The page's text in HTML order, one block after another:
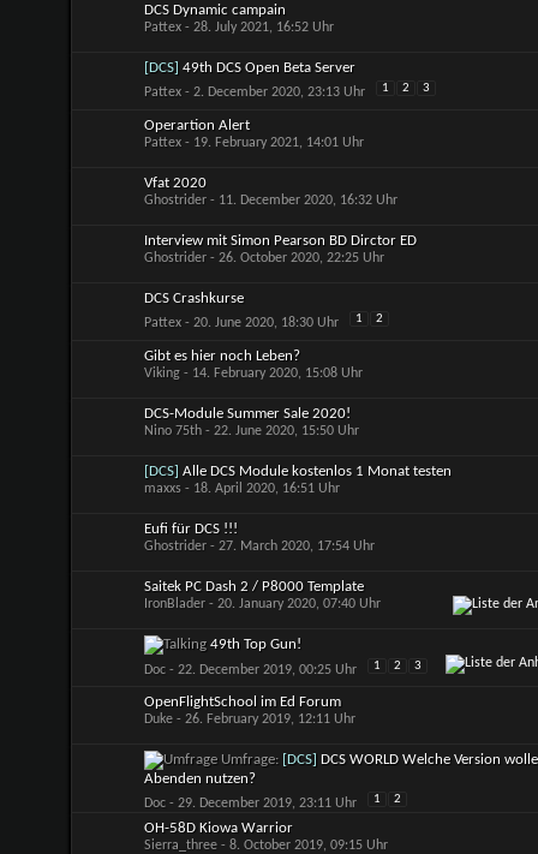
DCS Dynamic campain
Pattex- 28. July 2021, 16:52 Uhr
[DCS] 49th DCS Open Beta Server
Pattex- 2. December 2020, 23:13 Uhr 1 2 3
Operartion Alert
Pattex- 19. February 2021, 14:01 Uhr
Vfat 2020
Ghostrider- 11. December 2020, 16:32 Uhr
Interview mit Simon Pearson BD Dirctor ED
Ghostrider- 26. October 2020, 22:25 Uhr
DCS Crashkurse
Pattex- 20. June 2020, 18:30 Uhr 1 2
Gibt es hier noch Leben?
Viking- 14. February 2020, 15:08 Uhr
DCS-Module Summer Sale 2020!
Nino 75th- 22. June 2020, 15:50 Uhr
[DCS] Alle DCS Module kostenlos 1 Monat testen
maxxs- 18. April 2020, 16:51 Uhr
Eufi für DCS !!!
Ghostrider- 27. March 2020, 17:54 Uhr
Saitek PC Dash 2 / P8000 Template
IronBlader- 20. January 2020, 07:40 Uhr
49th Top Gun!
Doc- 22. December 2019, 00:25 Uhr 1 2 3
OpenFlightSchool im Ed Forum
Duke- 26. February 2019, 12:11 Uhr
Umfrage: [DCS] DCS WORLD Welche Version
Abenden nutzen?
Doc- 29. December 2019, 23:11 Uhr 1 2
OH-58D Kiowa Warrior
Sierra_three- 8. October 2019, 09:15 Uhr